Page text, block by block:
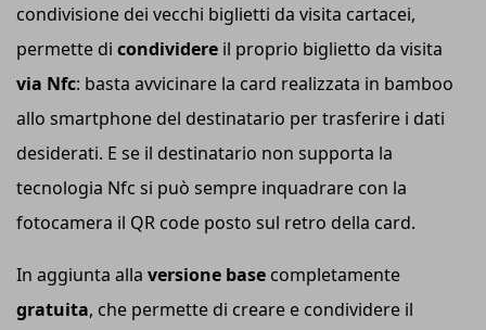
condivisione dei vecchi biglietti da visita cartacei,
permette di condividere il proprio biglietto da visita
via Nfc: basta avvicinare la card realizzata in bamboo
allo smartphone del destinatario per trasferire i dati
desiderati. E se il destinatario non supporta la
tecnologia Nfc si può sempre inquadrare con la
fotocamera il QR code posto sul retro della card.
In aggiunta alla versione base completamente
gratuita, che permette di creare e condividere il